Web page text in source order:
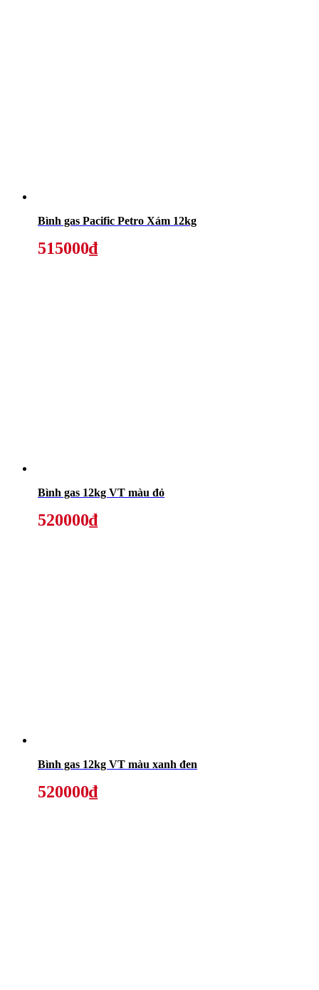
Bình gas Pacific Petro Xám 12kg
515000₫
Bình gas 12kg VT màu đỏ
520000₫
Bình gas 12kg VT màu xanh đen
520000₫